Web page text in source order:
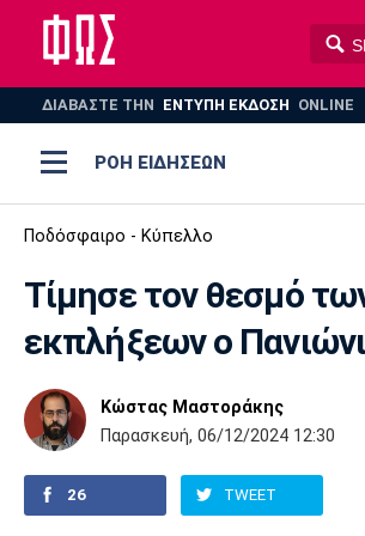
ΔΙΑΒΑΣΤΕ THN ΕΝΤΥΠΗ ΕΚΔΟΣΗ ONLINE
ΡΟΗ ΕΙΔΗΣΕΩΝ
ΠΟΔΟΣΦΑΙΡΟ
ΒΟΛΕΪ ΣΠΟΡ
AUTO-MOTO PLUS
Ποδόσφαιρο
Super League 1
Super League 2
Γ Εθνική
Ελλάδα
Μπάσκετ
Ελλάδα
Εθνική
EuroLeague
Ολυμπιακοί Αγώνες
Βόλεϊ
Πόλο
Ολυμπιακός ΑΕΚ
Παναθηναϊκός Ατρόμητος
Ποδόσφαιρο - Κύπελλο
Τίμησε τον θεσμό
εκπλήξεων o
Κώστας Μαστοράκης
Παρασκευή, 06/12/2024 12:30
26 TWEET